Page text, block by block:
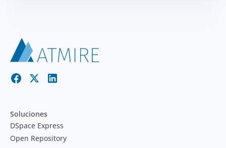
Soluciones
DSpace Express
Open Repository